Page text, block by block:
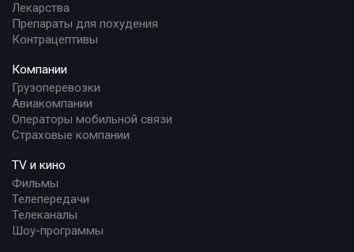
Лекарства
Препараты для похудения
Контрацептивы
Компании
Грузоперевозки
Авиакомпании
Операторы мобильной связи
Страховые компании
TV и кино
Фильмы
Телепередачи
Телеканалы
Шоу-программы